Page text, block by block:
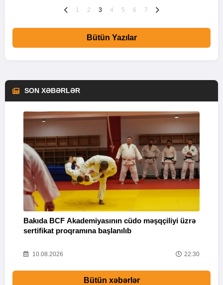
1 2 3 4 5 6 7
Bütün Yazılar
SON XƏBƏRLƏR
Bakıda BCF Akademiyasının cüdo məşqçiliyi üzrə
sertifikat proqramına başlanılıb
10.08.2026 22:30
Bütün xəbərlər